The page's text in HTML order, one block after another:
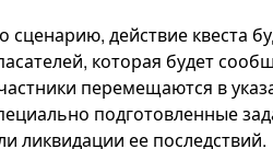
сценарию, действие квеста
которая будет
перемещаются в
подготовленные
ликвидации ее последствий.